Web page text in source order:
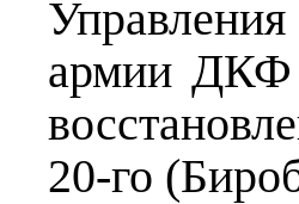
армии ДКФ
20-го